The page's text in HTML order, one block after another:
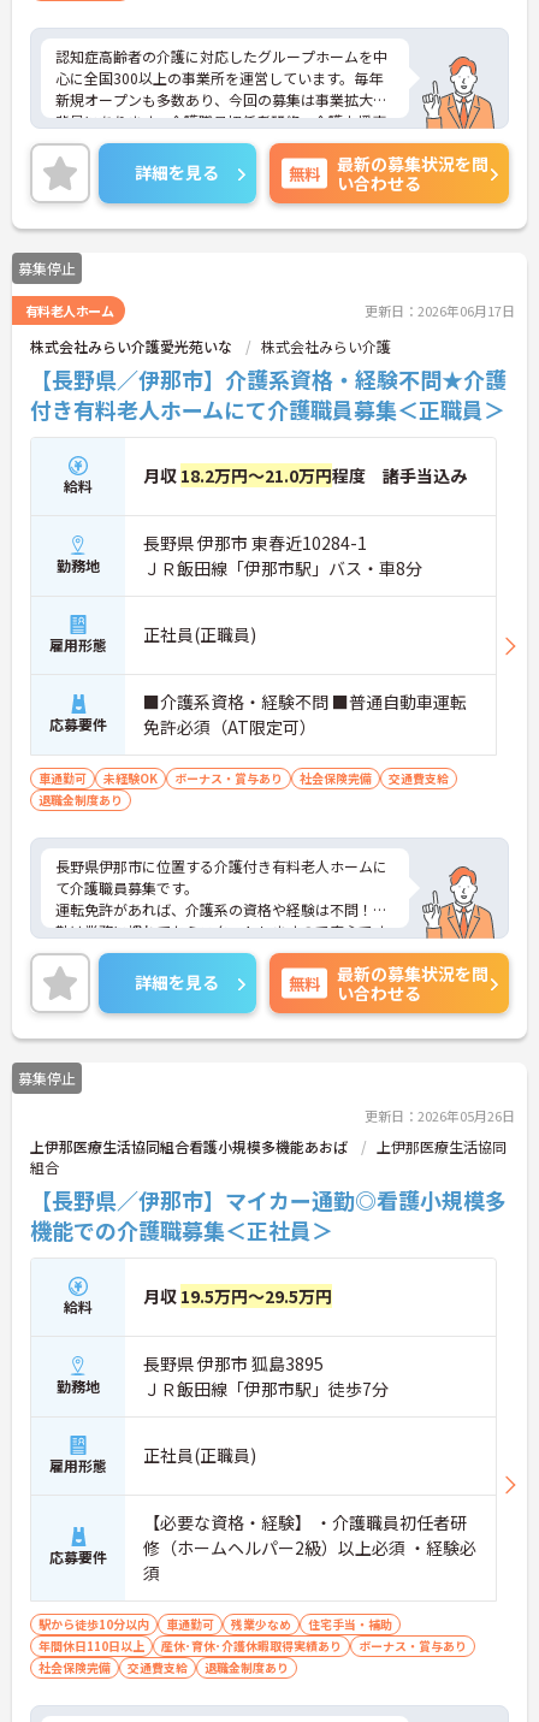
認知症高齢者の介護に対応したグループホームを中
心に全国300以上の事業所を運営しています。毎年
新規オープンも多数あり、今回の募集は事業拡大が
背景にあります。介護職員初任者研修、介護支援専
門員、タクティールケアなどの資格取得のサポート
あり！現場を最大限サポートするために、教育・研
修・採用を専門とする部署や、コンプライアンスを
推進する部署があり、グループ企業を含めた柔軟か
つ強固なバックアップがあります。ご興味ある方に
は、面接対策ポイントなど、さらに詳細をお話しい
たしますのでお気軽にご相談ください。
詳細を見る 無料
最新の募集状況を問
い合わせる
募集停止
有料老人ホーム 更新日：2026年06月17日
株式会社みらい介護愛光苑いな 株式会社みらい介護
【長野県／伊那市】介護系資格・経験不問★介護
付き有料老人ホームにて介護職員募集＜正職員＞
給料 月収 18.2万円～21.0万円程度 諸手当込み
勤務地
長野県 伊那市 東春近10284-1
ＪＲ飯田線「伊那市駅」バス・車8分
雇用形態 正社員(正職員)
応募要件
■介護系資格・経験不問 ■普通自動車運転
免許必須（AT限定可）
車通勤可 未経験OK ボーナス・賞与あり 社会保険完備
交通費支給
退職金制度あり
長野県伊那市に位置する介護付き有料老人ホームに
て介護職員募集です。
運転免許があれば、介護系の資格や経験は不問！夜
勤は業務に慣れてからスタートしますので安心です
◎
ご興味ある方には、面接対策ポイントなど、さらに
詳細をお話しいたしますのでお気軽にご相談くださ
い！
詳細を見る 無料
最新の募集状況を問
い合わせる
募集停止
更新日：2026年05月26日
上伊那医療生活協同組合看護小規模多機能あおば
上伊那医療生活協同
組合
【長野県／伊那市】マイカー通勤◎看護小規模多
機能での介護職募集＜正社員＞
給料 月収 19.5万円～29.5万円
勤務地
長野県 伊那市 狐島3895
ＪＲ飯田線「伊那市駅」徒歩7分
雇用形態 正社員(正職員)
応募要件
【必要な資格・経験】 ・介護職員初任者研
修（ホームヘルパー2級）以上必須 ・経験必
須
駅から徒歩10分以内 車通勤可 残業少なめ
住宅手当・補助
年間休日110日以上
産休･育休･介護休暇取得実績あり
ボーナス・賞与あり
社会保険完備
交通費支給 退職金制度あり